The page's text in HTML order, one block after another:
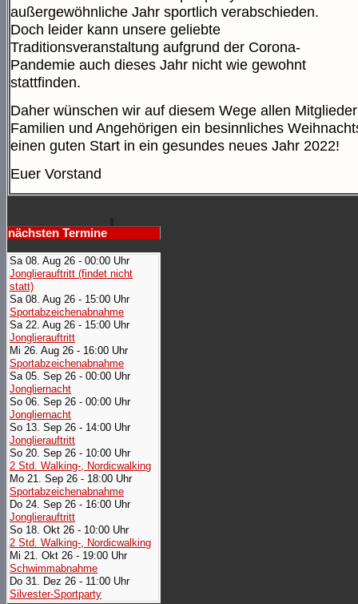
außergewöhnliche Jahr sportlich verabschieden.
Doch leider kann unsere geliebte
Traditionsveranstaltung aufgrund der Corona-
Pandemie auch dieses Jahr nicht wie gewohnt
stattfinden.
Daher wünschen wir auf diesem Wege allen
Familien und Angehörigen ein besinnliches
einen guten Start in ein gesundes neues Jahr 2022!
Euer Vorstand
nächsten Termine
Sa 08. Aug 26 - 00:00 Uhr
Jonglierauftritt (findet nicht
statt)
Sa 08. Aug 26 - 15:00 Uhr
Sportabzeichenabnahme
Sa 22. Aug 26 - 15:00 Uhr
Jonglierauftritt
Mi 26. Aug 26 - 16:00 Uhr
Sportabzeichenabnahme
Sa 05. Sep 26 - 00:00 Uhr
Jongliernacht
So 06. Sep 26 - 00:00 Uhr
Jongliernacht
So 13. Sep 26 - 14:00 Uhr
Jonglierauftritt
So 20. Sep 26 - 10:00 Uhr
2 Std. Walking-, Nordicwalking
Mo 21. Sep 26 - 18:00 Uhr
Sportabzeichenabnahme
Do 24. Sep 26 - 16:00 Uhr
Jonglierauftritt
So 18. Okt 26 - 10:00 Uhr
2 Std. Walking-, Nordicwalking
Mi 21. Okt 26 - 19:00 Uhr
Schwimmabnahme
Do 31. Dez 26 - 11:00 Uhr
Silvester-Sportparty